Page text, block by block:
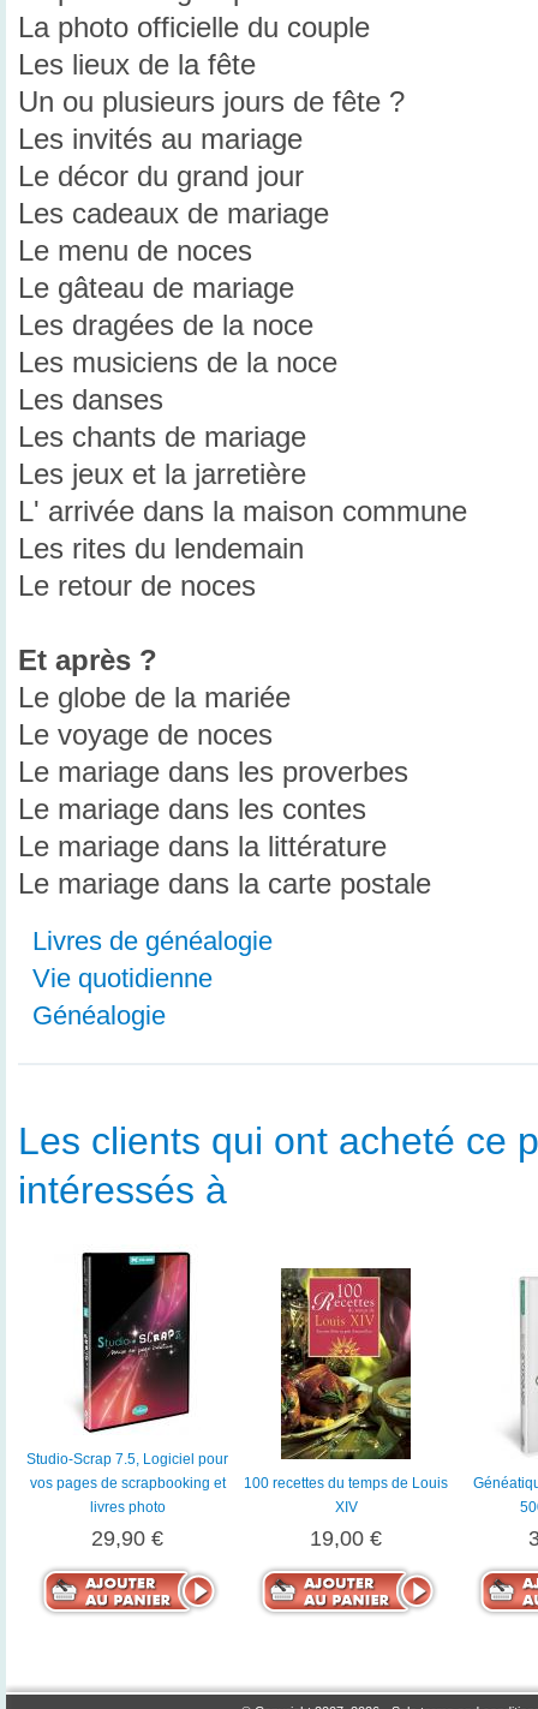
La photo officielle du couple
Les lieux de la fête
Un ou plusieurs jours de fête ?
Les invités au mariage
Le décor du grand jour
Les cadeaux de mariage
Le menu de noces
Le gâteau de mariage
Les dragées de la noce
Les musiciens de la noce
Les danses
Les chants de mariage
Les jeux et la jarretière
L' arrivée dans la maison commune
Les rites du lendemain
Le retour de noces
Et après ?
Le globe de la mariée
Le voyage de noces
Le mariage dans les proverbes
Le mariage dans les contes
Le mariage dans la littérature
Le mariage dans la carte postale
Livres de généalogie
Vie quotidienne
Généalogie
Les clients qui ont acheté ce
intéressés à
Studio-Scrap 7.5, Logiciel pour
vos pages de scrapbooking et
livres photo
29,90 €
100 recettes du temps de Louis
XIV
19,00 €